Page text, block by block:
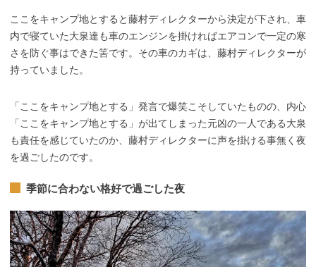
ここをキャンプ地とすると藤村ディレクターから決定が下され、車
内で寝ていた大泉達も車のエンジンを掛ければエアコンで一定の寒
さを防ぐ事はできた筈です。その車のカギは、藤村ディレクターが
持っていました。
「ここをキャンプ地とする」発言で爆笑こそしていたものの、内心
「ここをキャンプ地とする」が出てしまった元凶の一人である大泉
も責任を感じていたのか、藤村ディレクターに声を掛ける事無く夜
を過ごしたのです。
季節に合わない格好で過ごした夜